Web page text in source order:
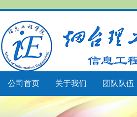
公司首页 关于我们 团队队伍